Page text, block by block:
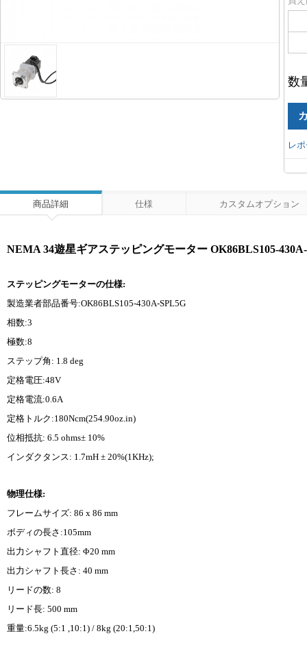
数
レ
商品詳細 仕様 カスタムオプション
NEMA 34遊星ギアステッピングモーター OK86BLS105-
ステッピングモーターの仕様:
製造業者部品番号:OK86BLS105-430A-SPL5G
相数:3
極数:8
ステップ角: 1.8 deg
定格電圧:48V
定格電流:0.6A
定格トルク:180Ncm(254.90oz.in)
位相抵抗: 6.5 ohms± 10%
インダクタンス: 1.7mH ± 20%(1KHz);
物理仕様:
フレームサイズ: 86 x 86 mm
ボディの長さ:105mm
出力シャフト直径: Φ20 mm
出力シャフト長さ: 40 mm
リードの数: 8
リード長: 500 mm
重量:6.5kg (5:1 ,10:1) / 8kg (20:1,50:1)